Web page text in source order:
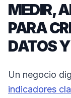
MEDIR,
PARA
DATOS
Un negocio
indicadores